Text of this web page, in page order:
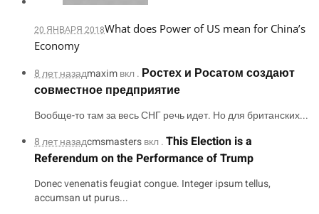
20 ЯНВАРЯ 2018What does Power of US mean for China’s
Economy
8 лет назадmaximвкл . Ростех и Росатом создают
совместное предприятие
Вообще-то там за весь СНГ речь идет. Но для британских...
8 лет назадcmsmastersвкл .This Election is a
Referendum on the Performance of Trump
Donec venenatis feugiat congue. Integer ipsum tellus,
accumsan ut purus...